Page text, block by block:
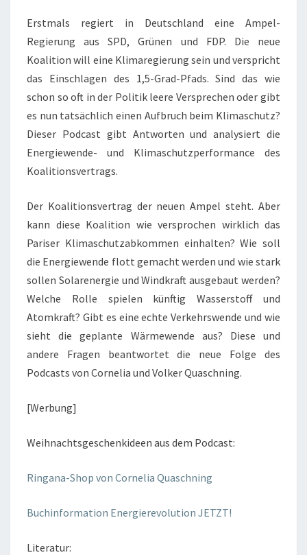
Erstmals regiert in Deutschland eine Ampel-
Regierung aus SPD, Grünen und FDP. Die neue
Koalition will eine Klimaregierung sein und verspricht
das Einschlagen des 1,5-Grad-Pfads. Sind das wie
schon so oft in der Politik leere Versprechen oder gibt
es nun tatsächlich einen Aufbruch beim Klimaschutz?
Dieser Podcast gibt Antworten und analysiert die
Energiewende- und Klimaschutzperformance des
Koalitionsvertrags.
Der Koalitionsvertrag der neuen Ampel steht. Aber
kann diese Koalition wie versprochen wirklich das
Pariser Klimaschutzabkommen einhalten? Wie soll
die Energiewende flott gemacht werden und wie stark
sollen Solarenergie und Windkraft ausgebaut werden?
Welche Rolle spielen künftig Wasserstoff und
Atomkraft? Gibt es eine echte Verkehrswende und wie
sieht die geplante Wärmewende aus? Diese und
andere Fragen beantwortet die neue Folge des
Podcasts von Cornelia und Volker Quaschning.
[Werbung]
Weihnachtsgeschenkideen aus dem Podcast:
Ringana-Shop von Cornelia Quaschning
Buchinformation Energierevolution JETZT!
Literatur: